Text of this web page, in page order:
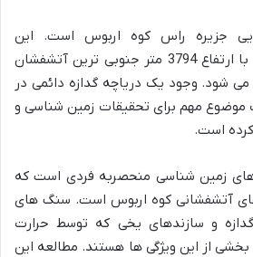
جزیره راس کوه اربوس است. این
آتشفشان چینه ای فعال با ارتفاع 3794 متر جنوبی ترین آتشفشان
شود. وجود یک دریاچه گدازه دائمی در
موضوع مهم برای تحقیقات زمین شناسی و
است.
های زمین شناسی منحصربه فردی است که
آتشفشانی کوه اربوس است. سنگ های
و سازندهای یخی که توسط حرارت
از این ویژگی ها هستند. مطالعه این